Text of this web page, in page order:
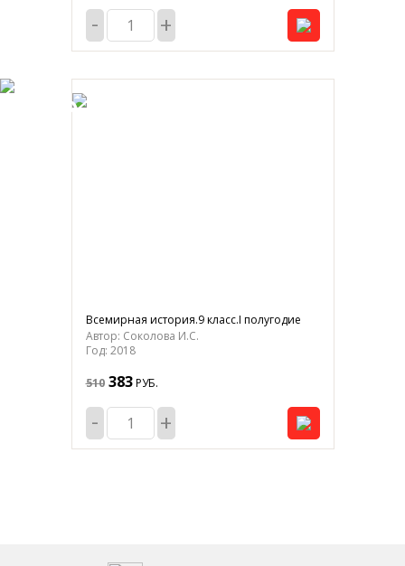
- +
-25%
Всемирная история.9 класс.I полугодие
Автор: Соколова И.С.
Год: 2018
510 383РУБ.
- +